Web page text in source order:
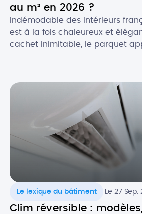
au m² en 2026 ?
Indémodable des intérieurs
est à la fois chaleureux et
cachet inimitable, le parquet
s’adapte à tous les goûts et tous
est le prix de pose au […]
Le lexique du bâtiment Le 27 Sep.
Clim réversible : modèles,